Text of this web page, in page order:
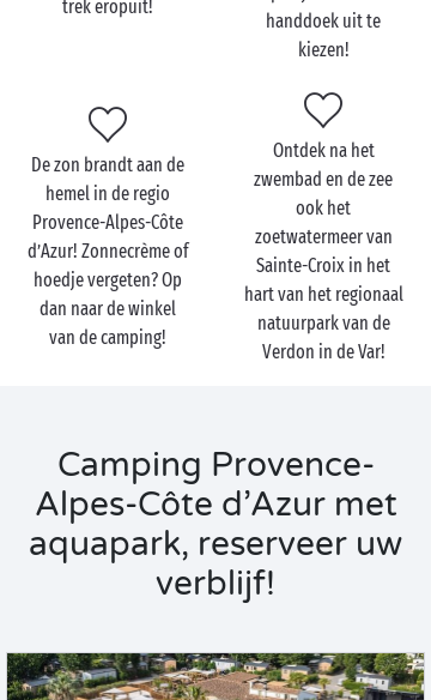
trek eropuit!
handdoek uit te
kiezen!
De zon brandt aan de
hemel in de regio
Provence-Alpes-Côte
d’Azur! Zonnecrème of
hoedje vergeten? Op
dan naar de winkel
van de camping!
Ontdek na het
zwembad en de zee
ook het
zoetwatermeer van
Sainte-Croix in het
hart van het regionaal
natuurpark van de
Verdon in de Var!
Camping Provence-
Alpes-Côte d’Azur met
aquapark, reserveer uw
verblijf!